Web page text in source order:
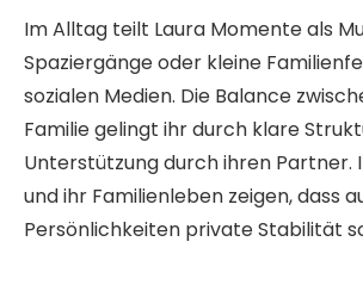
Im Alltag teilt Laura Momente als
Spaziergänge oder kleine
sozialen Medien. Die Balance
Familie gelingt ihr durch klare
Unterstützung durch ihren Partner.
und ihr Familienleben zeigen, dass
Persönlichkeiten private Stabilität